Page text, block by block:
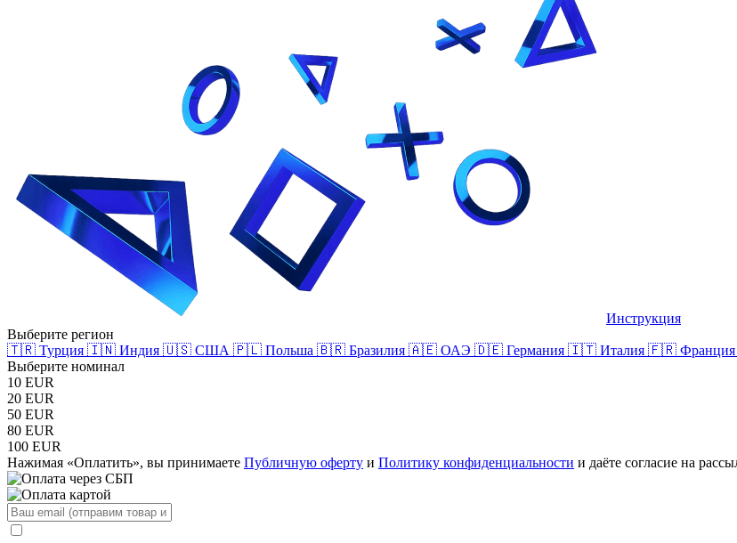
Инструкция
Выберите регион
🇹🇷 Турция 🇮🇳 Индия 🇺🇸 США 🇵🇱 Польша 🇧🇷 Бразилия 🇦🇪 ОАЭ 🇩🇪 Германия 🇮🇹 Италия 🇫🇷 Франция
Выберите номинал
10 EUR
20 EUR
50 EUR
80 EUR
100 EUR
Нажимая «Оплатить», вы принимаете Публичную оферту и Политику конфиденциальности и даёте согласие на